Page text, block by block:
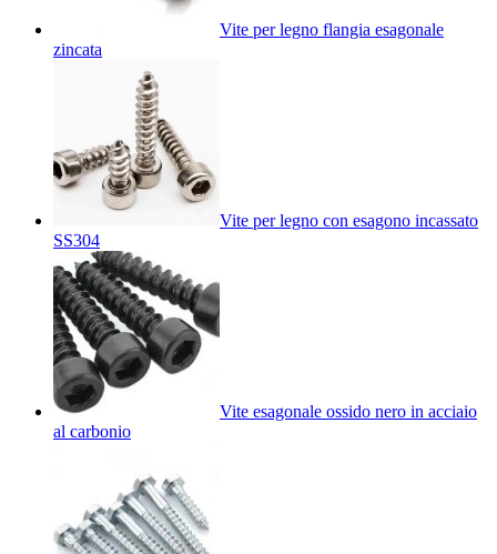
Vite per legno flangia esagonale
zincata
Vite per legno con esagono incassato
SS304
Vite esagonale ossido nero in acciaio
al carbonio